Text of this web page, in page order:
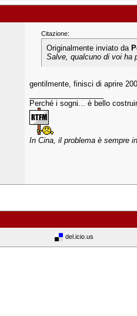
Citazione:
Originalmente inviato da
Salve, qualcuno di voi ha
gentilmente, finisci di aprire
Perché i sogni... è bello
In Cina, il problema è sempre
del.icio.us